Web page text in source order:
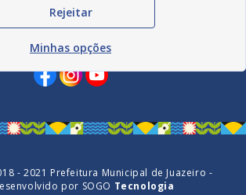
Redes Sociais
- 2021 Prefeitura Municipal de Juazeiro -
por SOGO Tecnologia
Rejeitar
Minhas opções